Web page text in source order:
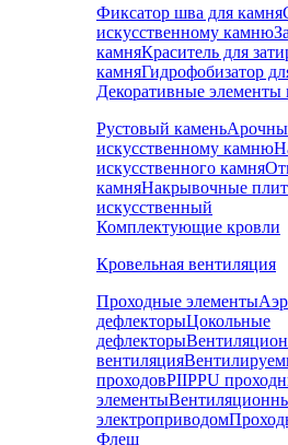
Фиксатор шва для камня
искусственному камню
камняКраситель для
камняГидрофобизатор
Декоративные
Рустовый камень
искусственному камню
искусственного камня
камняНакрывочные
искусственный
Комплектующие кровли
Кровельная вентиляция
Проходные элементы
дефлекторыЦокольные
дефлекторы
вентиляция
проходовPIIPPU
элементы
электроприводом
Флеш